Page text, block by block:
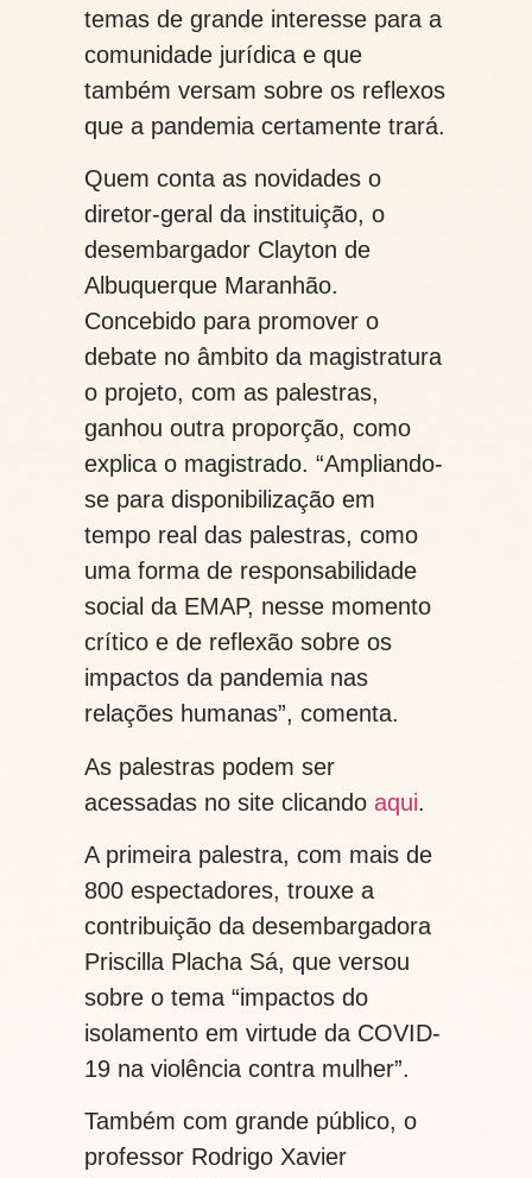
temas de grande interesse para a
comunidade jurídica e que
também versam sobre os reflexos
que a pandemia certamente trará.
Quem conta as novidades o
diretor-geral da instituição, o
desembargador Clayton de
Albuquerque Maranhão.
Concebido para promover o
debate no âmbito da magistratura
o projeto, com as palestras,
ganhou outra proporção, como
explica o magistrado. “Ampliando-
se para disponibilização em
tempo real das palestras, como
uma forma de responsabilidade
social da EMAP, nesse momento
crítico e de reflexão sobre os
impactos da pandemia nas
relações humanas”, comenta.
As palestras podem ser
acessadas no site clicando aqui.
A primeira palestra, com mais de
800 espectadores, trouxe a
contribuição da desembargadora
Priscilla Placha Sá, que versou
sobre o tema “impactos do
isolamento em virtude da COVID-
19 na violência contra mulher”.
Também com grande público, o
professor Rodrigo Xavier